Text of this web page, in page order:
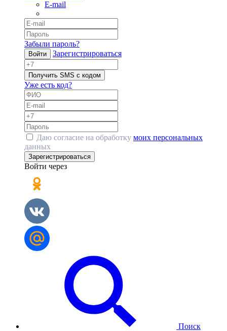
E-mail
Забыли пароль?
Войти Зарегистрироваться
Получить SMS с кодом
Уже есть код?
Даю согласие на обработку моих персональных
данных
Зарегистрироваться
Войти через
Поиск